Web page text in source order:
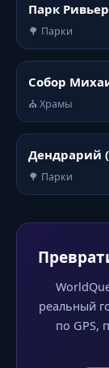
Парк
🌳 Парки
Собор
⛪ Храмы
Дендрарий
🌳 Парки
реальный
по GPS,